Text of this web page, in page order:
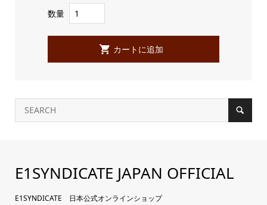
数量
E1SYNDICATE JAPAN OFFICIAL
E1SYNDICATE 日本公式オンラインショップ